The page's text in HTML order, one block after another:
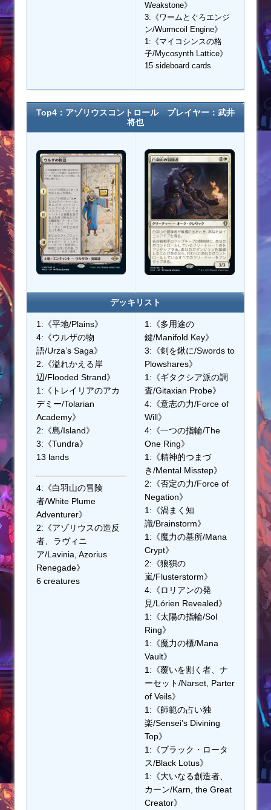
Weakstone》
3:《ワームとぐろエンジ
ン/Wurmcoil Engine》
1:《マイコシンスの格
子/Mycosynth Lattice》
15 sideboard cards
Top4：アゾリウスコントロール プレイヤー：武井
将也
デッキリスト
1:《平地/Plains》
4:《ウルザの物
語/Urza’s Saga》
2:《溢れかえる岸
辺/Flooded Strand》
1:《トレイリアのアカ
デミー/Tolarian
Academy》
2:《島/Island》
3:《Tundra》
13 lands
4:《白羽山の冒険
者/White Plume
Adventurer》
2:《アゾリウスの造反
者、ラヴィニ
ア/Lavinia, Azorius
Renegade》
6 creatures
1:《多用途の
鍵/Manifold Key》
3:《剣を鍬に/Swords to
Plowshares》
1:《ギタクシア派の調
査/Gitaxian Probe》
4:《意志の力/Force of
Will》
4:《一つの指輪/The
One Ring》
1:《精神的つまづ
き/Mental Misstep》
2:《否定の力/Force of
Negation》
1:《渦まく知
識/Brainstorm》
1:《魔力の墓所/Mana
Crypt》
2:《狼狽の
嵐/Flusterstorm》
4:《ロリアンの発
見/Lórien Revealed》
1:《太陽の指輪/Sol
Ring》
1:《魔力の櫃/Mana
Vault》
1:《覆いを割く者、ナ
ーセット/Narset, Parter
of Veils》
1:《師範の占い独
楽/Sensei’s Divining
Top》
1:《ブラック・ロータ
ス/Black Lotus》
1:《大いなる創造者、
カーン/Karn, the Great
Creator》